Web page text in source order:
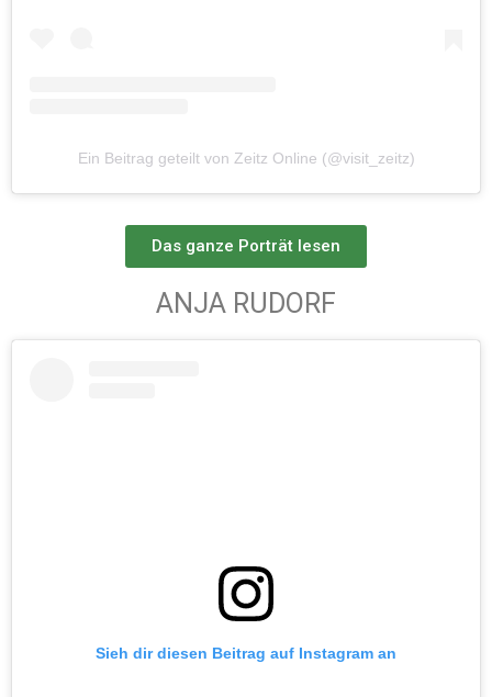
Ein Beitrag geteilt von Zeitz Online (@visit_zeitz)
Das ganze Porträt lesen
ANJA RUDORF
Sieh dir diesen Beitrag auf Instagram an